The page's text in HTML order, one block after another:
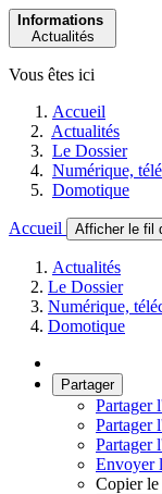
Informations
Actualités
Vous êtes ici
Accueil
Actualités
Le Dossier
Numérique,
Domotique
Accueil Afficher le fil
Actualités
Le Dossier
Numérique,
Domotique
Partager
Partager
Partager
Partager
Envoyer
Copier le